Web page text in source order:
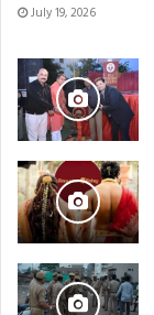
July 19, 2026